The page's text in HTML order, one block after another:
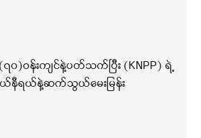
)ဝန်းကျင်နဲ့ပတ်သက်ပြီး (KNPP) ရဲ့
ယ်နီရယ်နဲ့ဆက်သွယ်မေးမြန်း